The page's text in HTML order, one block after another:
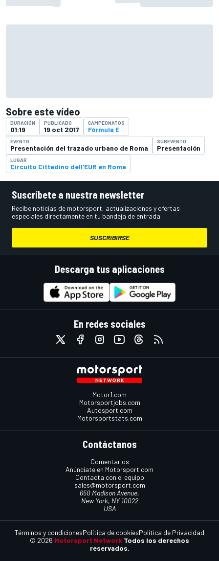
Sobre este vídeo
DURACIÓN
01:19
PUBLICADO
19 oct 2017
CAMPEONATOS
Fórmula E
EVENTO
Presentación del trazado urbano de Roma
SUBEVENTO
Presentación
LUGAR
Circuito Cittadino dell'EUR en Roma
Suscríbete a nuestra newsletter
Recibe noticias de motorsport, actualizaciones y ofertas
especiales directamente en tu bandeja de entrada.
SUSCRIBIRSE
Descarga tus aplicaciones
En redes sociales
Motor1.com
Motorsportjobs.com
Autosport.com
Motorsportstats.com
Contáctanos
Comentarios
Anúnciate en Motorsport.com
Contacta con el equipo
sales@motorsport.com
650 Madison Avenue,
New York, NY 10022
USA
© 2026 Motorsport Network Todos los derechos
reservados.
Términos y condicionesPolítica de cookiesPolítica de Privacidad